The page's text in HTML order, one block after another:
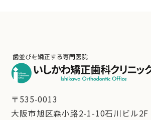
〒535-0013
大阪市旭区森小路2-1-10石川ビル2F